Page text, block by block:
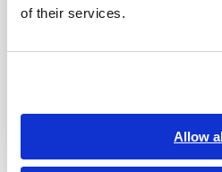
of their services.
Allow